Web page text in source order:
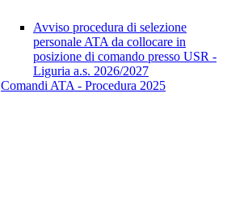
Avviso procedura di selezione
personale ATA da collocare in
posizione di comando presso USR -
Liguria a.s. 2026/2027
Comandi ATA - Procedura 2025